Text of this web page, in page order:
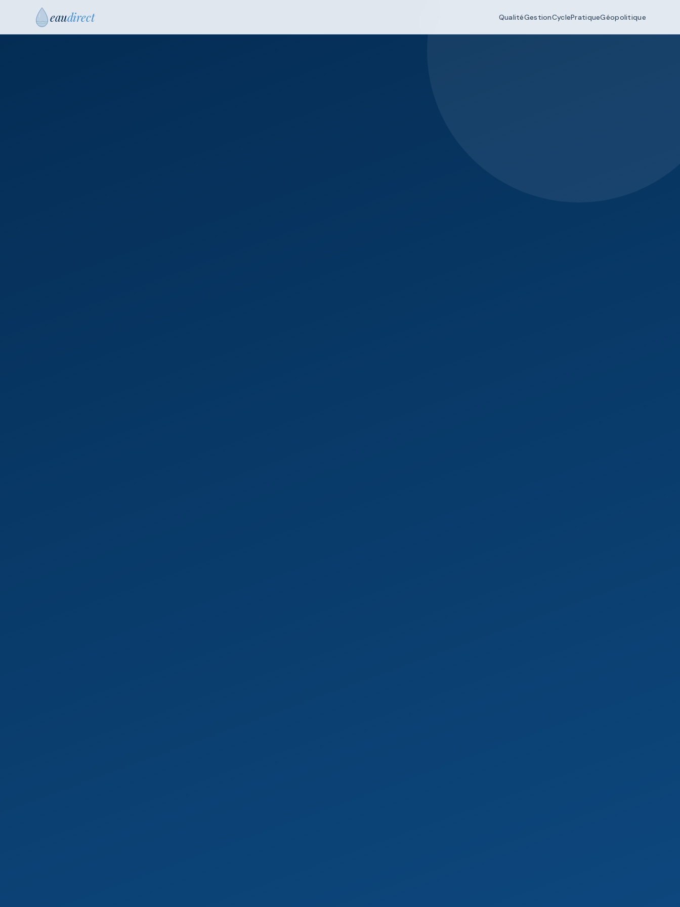
eaudirect QualitéGestionCyclePratiqueGéopolitique